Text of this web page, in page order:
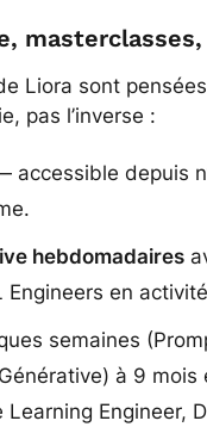
Liora sont
pas l’inverse :
accessible depuis
hebdomadaires
Engineers en
semaines
à 9 mois
Engineer,